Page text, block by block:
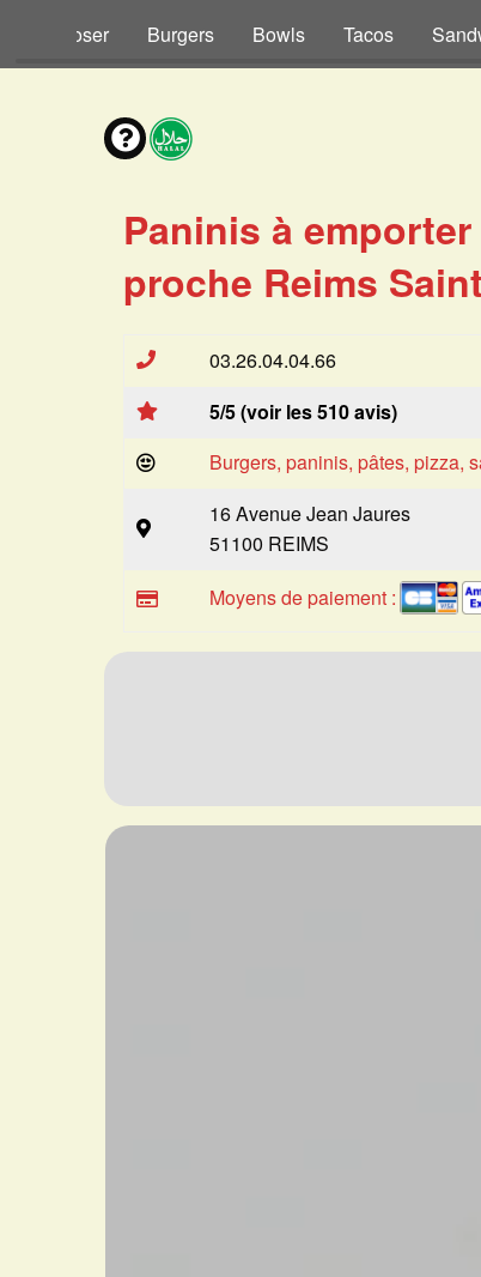
Composer Burgers Bowls Tacos
Paninis à emporter
proche Reims
03.26.04.04.66
5/5 (voir les 510 avis)
Burgers, paninis, pâtes, pizza,
16 Avenue Jean Jaures
51100 REIMS
Moyens de paiement :